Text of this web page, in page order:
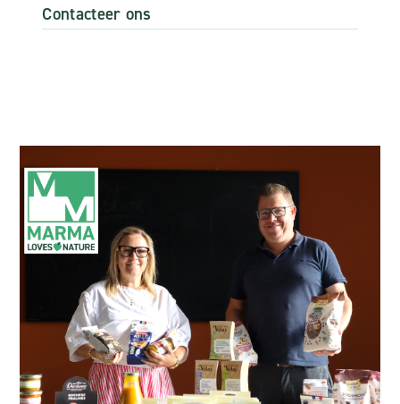
Contacteer ons